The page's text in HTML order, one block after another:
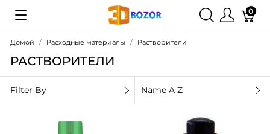
0
Домой Расходные материалы Растворители
РАСТВОРИТЕЛИ
Filter By Name A Z